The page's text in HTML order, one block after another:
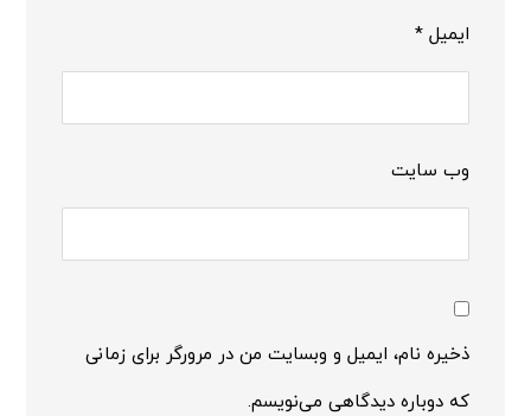
ایمیل*
وب‌ سایت
ذخیره نام، ایمیل و وبسایت من در مرورگر برای زمانی
که دوباره دیدگاهی می‌نویسم.